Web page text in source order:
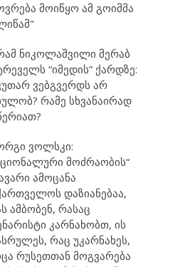
მოიწყო ამ გოიმმა
ნიკოლაშვილი მერაბ
“იმედის” ქარდზე:
ვებგვერდს არ
რამე სხვანაირად
ვოლსკი:
მოძრაობის“
ამოცანა
დაზიანებაა,
ამბობენ, რასაც
კარნახობთ, ის
რაც უკარნახეს,
რუსეთთან მოგვარება